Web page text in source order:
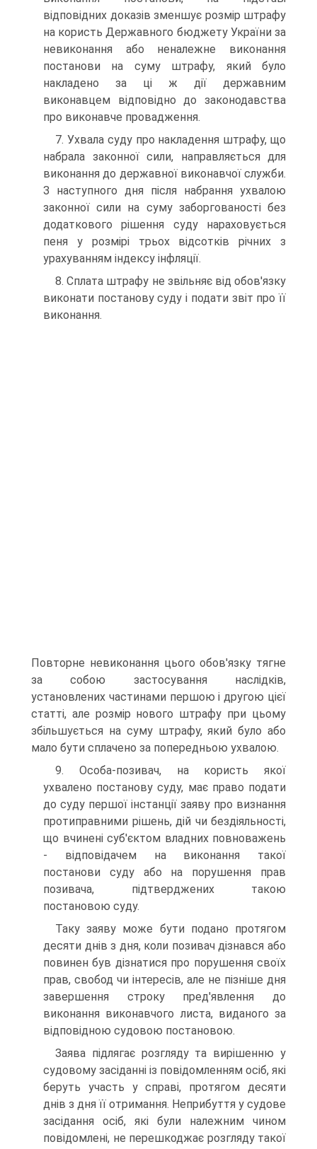
відповідних доказів зменшує розмір штрафу
на користь Державного бюджету України за
невиконання або неналежне виконання
постанови на суму штрафу, який було
накладено за ці ж дії державним
виконавцем відповідно до законодавства
про виконавче провадження.
7. Ухвала суду про накладення штрафу, що
набрала законної сили, направляється для
виконання до державної виконавчої служби.
З наступного дня після набрання ухвалою
законної сили на суму заборгованості без
додаткового рішення суду нараховується
пеня у розмірі трьох відсотків річних з
урахуванням індексу інфляції.
8. Сплата штрафу не звільняє від обов'язку
виконати постанову суду і подати звіт про її
виконання.
Повторне невиконання цього обов'язку тягне
за собою застосування наслідків,
установлених частинами першою і другою цієї
статті, але розмір нового штрафу при цьому
збільшується на суму штрафу, який було або
мало бути сплачено за попередньою ухвалою.
9. Особа-позивач, на користь якої
ухвалено постанову суду, має право подати
до суду першої інстанції заяву про визнання
протиправними рішень, дій чи бездіяльності,
що вчинені суб'єктом владних повноважень
- відповідачем на виконання такої
постанови суду або на порушення прав
позивача, підтверджених такою
постановою суду.
Таку заяву може бути подано протягом
десяти днів з дня, коли позивач дізнався або
повинен був дізнатися про порушення своїх
прав, свобод чи інтересів, але не пізніше дня
завершення строку пред'явлення до
виконання виконавчого листа, виданого за
відповідною судовою постановою.
Заява підлягає розгляду та вирішенню у
судовому засіданні із повідомленням осіб, які
беруть участь у справі, протягом десяти
днів з дня її отримання. Неприбуття у судове
засідання осіб, які були належним чином
повідомлені, не перешкоджає розгляду такої